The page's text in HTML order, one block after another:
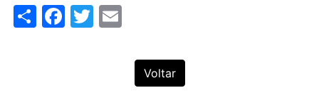
ShareFacebook
Twitter
Voltar